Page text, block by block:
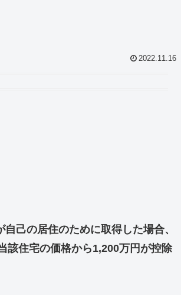
2022.11.16
己の居住のために取得した場合、
該住宅の価格から1,200万円が控除